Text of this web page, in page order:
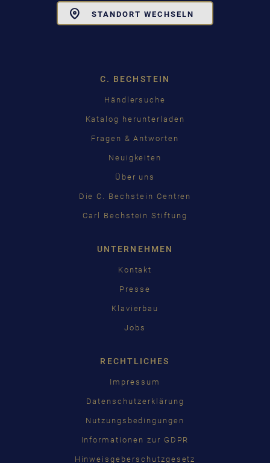
STANDORT WECHSELN
C. BECHSTEIN
Händlersuche
Katalog herunterladen
Fragen & Antworten
Neuigkeiten
Über uns
Die C. Bechstein Centren
Carl Bechstein Stiftung
UNTERNEHMEN
Kontakt
Presse
Klavierbau
Jobs
RECHTLICHES
Impressum
Datenschutzerklärung
Nutzungsbedingungen
Informationen zur GDPR
Hinweisgeberschutzgesetz